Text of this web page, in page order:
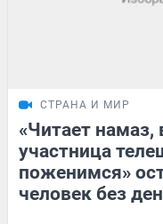
СТРАНА И МИР
«Читает намаз,
участница
поженимся»
человек без